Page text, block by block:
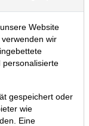
Website
wir
personalisierte
gespeichert oder
wie
Eine